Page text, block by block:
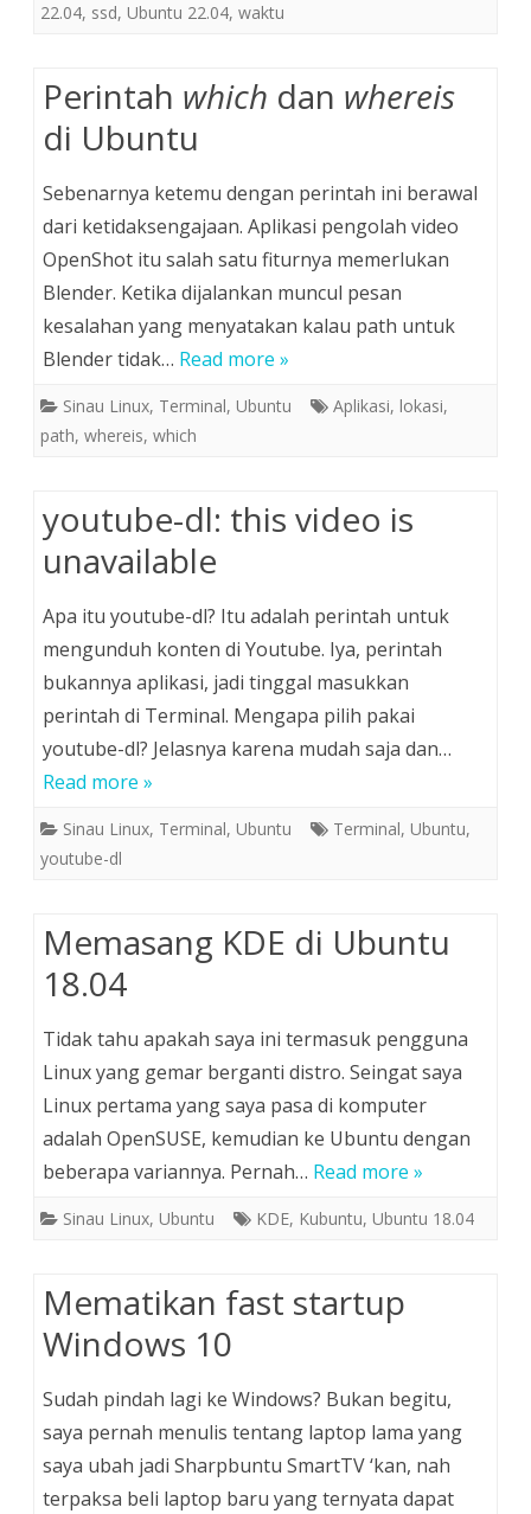
22.04, ssd, Ubuntu 22.04, waktu
Perintah which dan whereis
di Ubuntu
Sebenarnya ketemu dengan perintah ini berawal
dari ketidaksengajaan. Aplikasi pengolah video
OpenShot itu salah satu fiturnya memerlukan
Blender. Ketika dijalankan muncul pesan
kesalahan yang menyatakan kalau path untuk
Blender tidak… Read more »
Sinau Linux, Terminal, Ubuntu Aplikasi, lokasi,
path, whereis, which
youtube-dl: this video is
unavailable
Apa itu youtube-dl? Itu adalah perintah untuk
mengunduh konten di Youtube. Iya, perintah
bukannya aplikasi, jadi tinggal masukkan
perintah di Terminal. Mengapa pilih pakai
youtube-dl? Jelasnya karena mudah saja dan…
Read more »
Sinau Linux, Terminal, Ubuntu Terminal, Ubuntu,
youtube-dl
Memasang KDE di Ubuntu
18.04
Tidak tahu apakah saya ini termasuk pengguna
Linux yang gemar berganti distro. Seingat saya
Linux pertama yang saya pasa di komputer
adalah OpenSUSE, kemudian ke Ubuntu dengan
beberapa variannya. Pernah… Read more »
Sinau Linux, Ubuntu KDE, Kubuntu, Ubuntu 18.04
Mematikan fast startup
Windows 10
Sudah pindah lagi ke Windows? Bukan begitu,
saya pernah menulis tentang laptop lama yang
saya ubah jadi Sharpbuntu SmartTV ‘kan, nah
terpaksa beli laptop baru yang ternyata dapat